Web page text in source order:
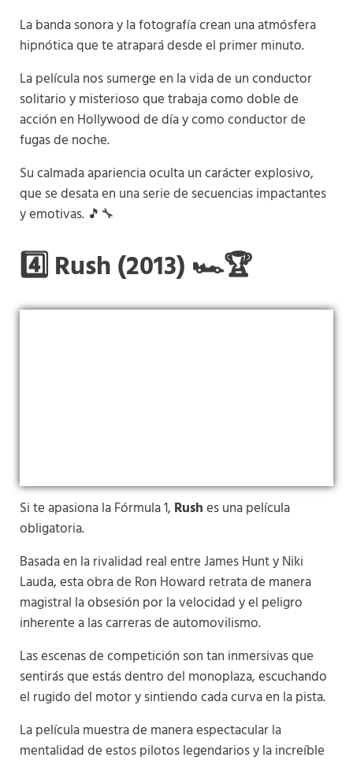
La banda sonora y la fotografía crean una atmósfera
hipnótica que te atrapará desde el primer minuto.
La película nos sumerge en la vida de un conductor
solitario y misterioso que trabaja como doble de
acción en Hollywood de día y como conductor de
fugas de noche.
Su calmada apariencia oculta un carácter explosivo,
que se desata en una serie de secuencias impactantes
y emotivas. 🎵🔧
4️⃣ Rush (2013) 🏎️🏆
Si te apasiona la Fórmula 1, Rushes una película
obligatoria.
Basada en la rivalidad real entre James Hunt y Niki
Lauda, esta obra de Ron Howard retrata de manera
magistral la obsesión por la velocidad y el peligro
inherente a las carreras de automovilismo.
Las escenas de competición son tan inmersivas que
sentirás que estás dentro del monoplaza, escuchando
el rugido del motor y sintiendo cada curva en la pista.
La película muestra de manera espectacular la
mentalidad de estos pilotos legendarios y la increíble